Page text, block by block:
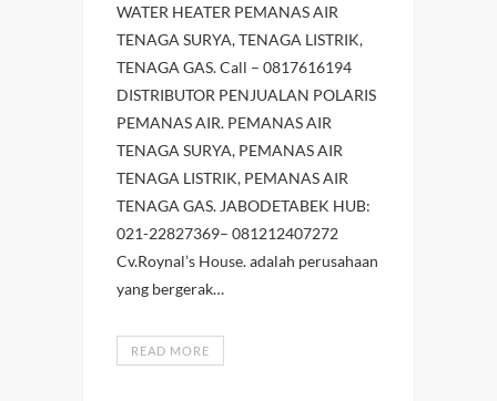
WATER HEATER PEMANAS AIR
TENAGA SURYA, TENAGA LISTRIK,
TENAGA GAS. Call – 0817616194
DISTRIBUTOR PENJUALAN POLARIS
PEMANAS AIR. PEMANAS AIR
TENAGA SURYA, PEMANAS AIR
TENAGA LISTRIK, PEMANAS AIR
TENAGA GAS. JABODETABEK HUB:
021-22827369– 081212407272
Cv.Roynal’s House. adalah perusahaan
yang bergerak…
READ MORE